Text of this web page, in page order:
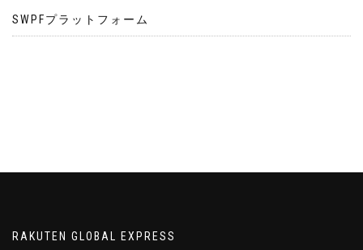
SWPFプラットフォーム
RAKUTEN GLOBAL EXPRESS